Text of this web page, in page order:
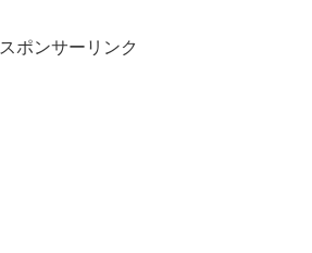
フライヤーズ会員のため、様々な特典を
受けることもできました。今回の記事で
スポンサーリンク